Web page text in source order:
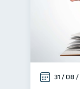
31 / 08 /